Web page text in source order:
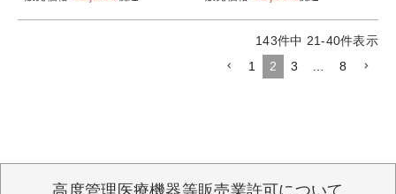
143件中 21-40件表示
1
2 3 8